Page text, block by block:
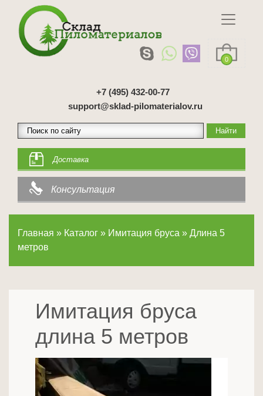
0
+7 (495) 432-00-77
support@sklad-pilomaterialov.ru
Доставка
Консультация
Главная » Каталог » Имитация бруса » Длина 5
метров
Имитация бруса
длина 5 метров